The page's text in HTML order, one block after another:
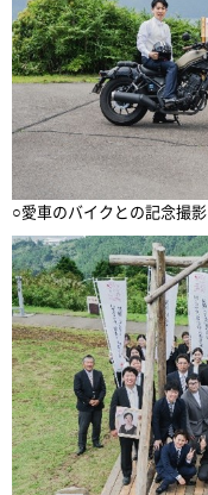
○愛車のバイクとの記念撮影